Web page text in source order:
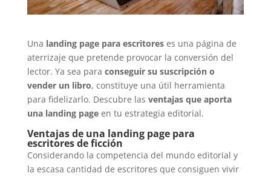
Una landing page para escritoreses una página de
aterrizaje que pretende provocar la conversión del
lector. Ya sea para conseguir su suscripción o
vender un libro, constituye una útil herramienta
para fidelizarlo. Descubre las ventajas que aporta
una landing pageen tu estrategia editorial.
Ventajas de una landing page para
escritores de ficción
Considerando la competencia del mundo editorial y
la escasa cantidad de escritores que consiguen vivir